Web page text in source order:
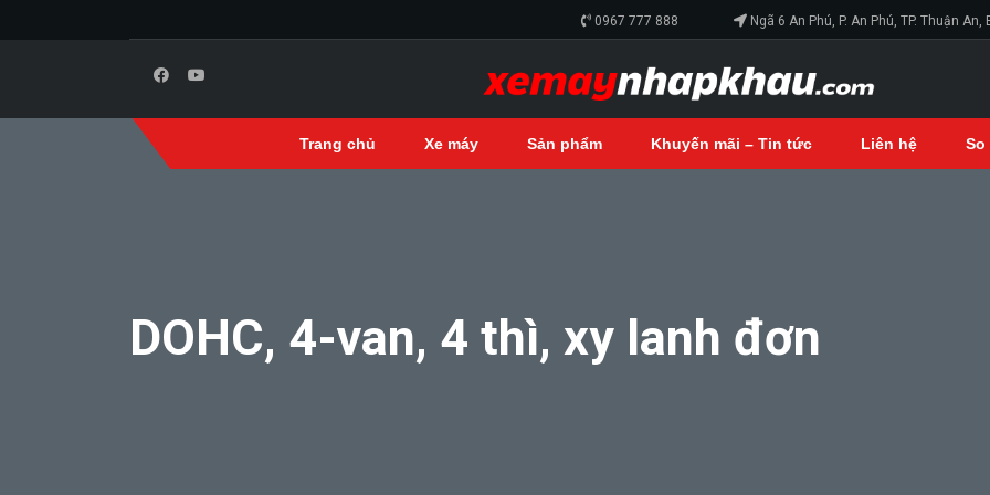
Ngã 6 An Phú, P. An Phú, TP. Thuận An,
0967 777 888
Trang chủ Xe máy Sản phẩm Khuyến mãi – Tin tức Liên hệ So
DOHC, 4-van, 4 thì, xy lanh đơn